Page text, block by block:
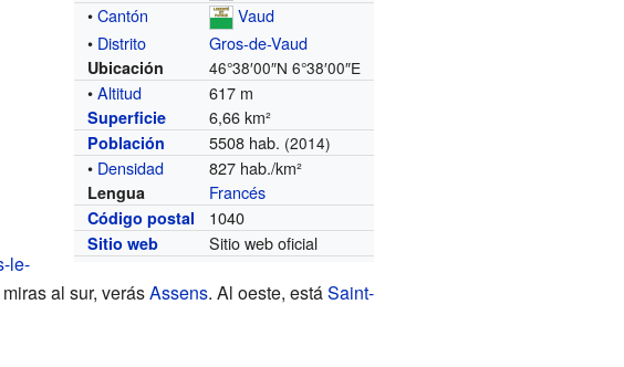
•Cantón
Vaud
• Distrito Gros-de-Vaud
Ubicación 46°38′00″N 6°38′00″E
•Altitud 617 m
Superficie 6,66 km²
Población 5508 hab. (2014)
• Densidad 827 hab./km²
Lengua Francés
Código postal 1040
Sitio web Sitio web oficial
le-
al sur, verásAssens. Al oeste, estáSaint-